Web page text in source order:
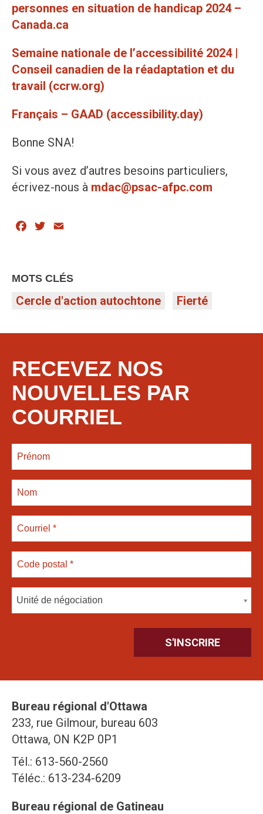
personnes en situation de handicap 2024 –
Canada.ca
Semaine nationale de l’accessibilité 2024 |
Conseil canadien de la réadaptation et du
travail (ccrw.org)
Français – GAAD (accessibility.day)
Bonne SNA!
Si vous avez d’autres besoins particuliers,
écrivez-nous à mdac@psac-afpc.com
Facebook
Twitter
MOTS CLÉS
Cercle d'action autochtone Fierté
RECEVEZ NOS
NOUVELLES PAR
COURRIEL
Unité de négociation
Bureau régional d'Ottawa
233, rue Gilmour, bureau 603
Ottawa, ON K2P 0P1
Tél.: 613-560-2560
Téléc.: 613-234-6209
Bureau régional de Gatineau